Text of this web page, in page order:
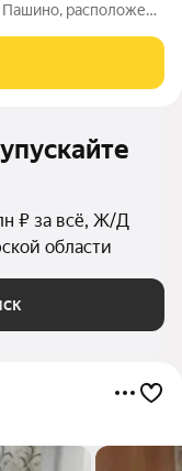
расположена
окна пластиковые.
₽ за всё, Ж/Д
области